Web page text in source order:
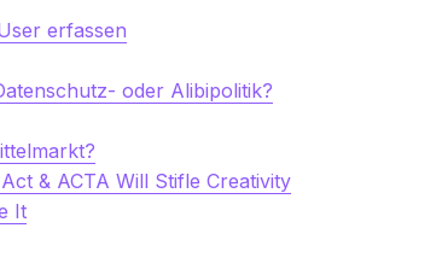
erfassen
oder Alibipolitik?
& ACTA Will Stifle Creativity
It